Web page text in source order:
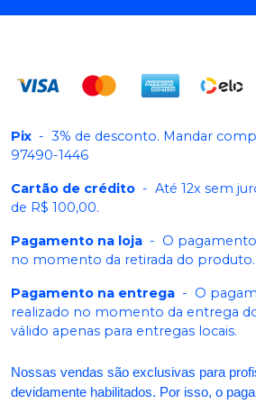
Pix - 3% de desconto. Mandar
97490-1446
Cartão de crédito - Até 12x sem
de R$ 100,00.
Pagamento na loja - O
no momento da retirada do produto.
Pagamento na entrega - O
realizado no momento da entrega
válido apenas para entregas locais.
Nossas vendas são exclusivas para
devidamente habilitados. Por isso, o